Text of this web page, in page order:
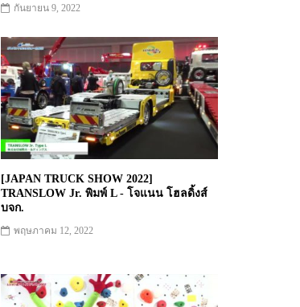
กันยายน 9, 2022
[JAPAN TRUCK SHOW 2022]
TRANSLOW Jr. พิมพ์ L - โจแนน โฮลดิ้งส์
บจก.
พฤษภาคม 12, 2022